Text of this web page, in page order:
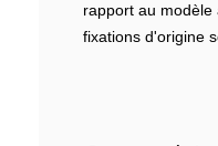
rapport au
fixations d'origine